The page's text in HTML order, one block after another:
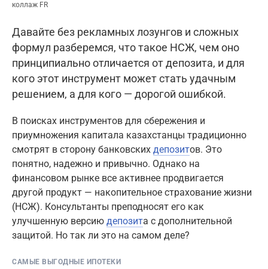
коллаж FR
Давайте без рекламных лозунгов и сложных
формул разберемся, что такое НСЖ, чем оно
принципиально отличается от депозита, и для
кого этот инструмент может стать удачным
решением, а для кого — дорогой ошибкой.
В поисках инструментов для сбережения и
приумножения капитала казахстанцы традиционно
смотрят в сторону банковских депозитов. Это
понятно, надежно и привычно. Однако на
финансовом рынке все активнее продвигается
другой продукт — накопительное страхование жизни
(НСЖ). Консультанты преподносят его как
улучшенную версию депозита с дополнительной
защитой. Но так ли это на самом деле?
САМЫЕ ВЫГОДНЫЕ ИПОТЕКИ